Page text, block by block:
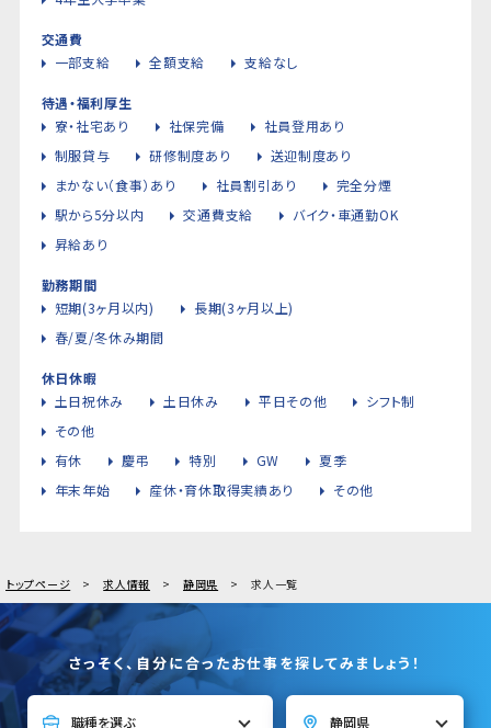
交通費
一部支給
全額支給 支給なし
待遇・福利厚生
寮・社宅あり
社保完備
社員登用あり
制服貸与
研修制度あり
送迎制度あり
まかない（食事）あり
社員割引あり
完全分煙
駅から5分以内
交通費支給
バイク・車通勤OK
昇給あり
勤務期間
短期(3ヶ月以内)
長期(3ヶ月以上)
春/夏/冬休み期間
休日休暇
土日祝休み
土日休み 平日その他
シフト制
その他
有休
慶弔 特別 GW
夏季
年末年始
産休・育休取得実績あり その他
トップページ 求人情報 静岡県 求人一覧
さっそく、自分に合ったお仕事を探してみましょう！